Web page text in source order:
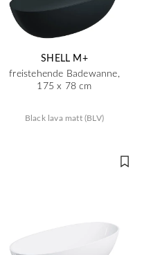
SHELL M+
freistehende Badewanne,
175 x 78 cm
Black lava matt (BLV)